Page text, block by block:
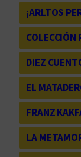
¡ARLTOS
COLECCIÓN
DIEZ
EL
FRANZ
LA